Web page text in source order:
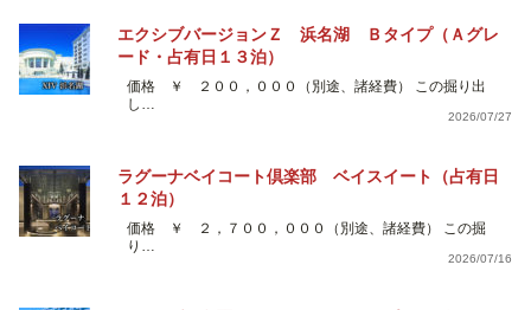
エクシブバージョンＺ 浜名湖 Ｂタイプ（Ａグレ
ード・占有日１３泊）
価格 ￥ ２００，０００（別途、諸経費） この掘り出
し…
2026/07/27
ラグーナベイコート倶楽部 ベイスイート（占有日
１２泊）
価格 ￥ ２，７００，０００（別途、諸経費） この掘
り…
2026/07/16